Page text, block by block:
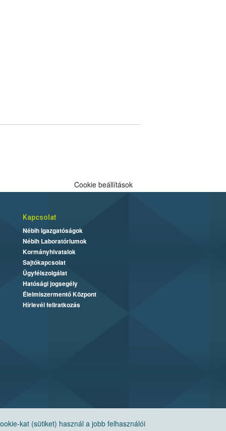
kat (sütiket) használ a jobb felhasználói
Cookie beállítások
Kapcsolat
Nébih Igazgatóságok
Nébih Laboratóriumok
Kormányhivatalok
Sajtókapcsolat
Ügyfélszolgálat
Hatósági jogsegély
Élelmiszermentő Központ
Hírlevél feliratkozás